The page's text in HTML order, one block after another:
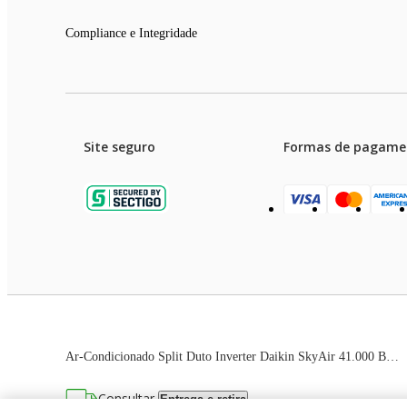
Consultar Entrega e retira
Compliance e Integridade
Site seguro Formas de
As imagens dos produtos são meramente